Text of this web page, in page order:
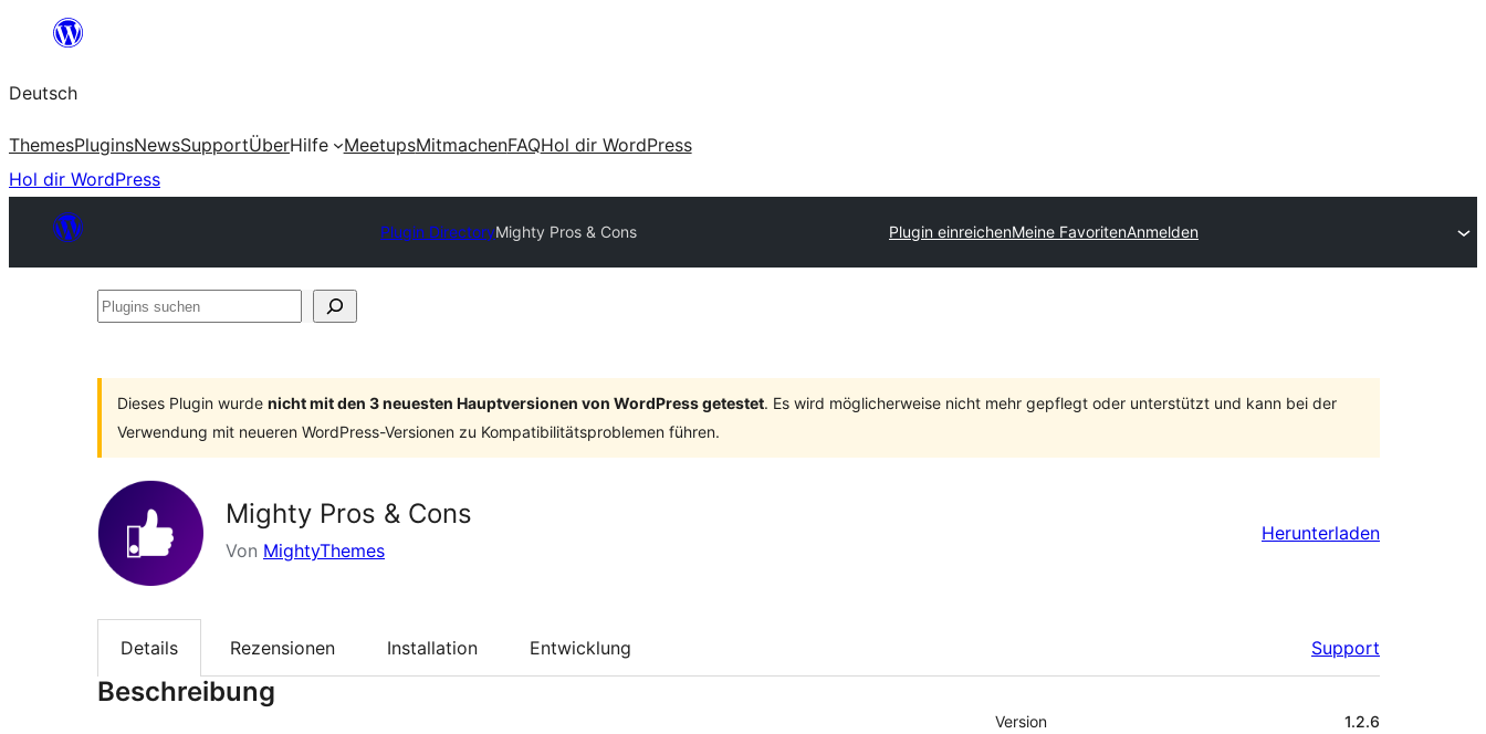
springen
Deutsch
ThemesPluginsNewsSupportÜberHilfe MeetupsMitmachenFAQHol dir WordPress
Hol dir WordPress
Plugin DirectoryMighty Pros & Cons Plugin einreichenMeine FavoritenAnmelden
Plugins
Dieses Plugin wurde nicht mit den 3 neuesten Hauptversionen von WordPress getestet. Es wird möglicherweise nicht mehr gepflegt oder unterstützt und kann bei der
Verwendung mit neueren WordPress-Versionen zu Kompatibilitätsproblemen führen.
Mighty Pros & Cons
Von MightyThemes
Herunterladen
Details Rezensionen Installation Entwicklung Support
Beschreibung
Meta
Version 1.2.6